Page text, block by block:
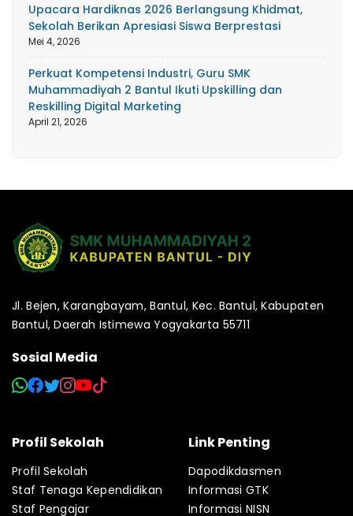
Upacara Hardiknas 2026 Berlangsung Khidmat,
Sekolah Berikan Apresiasi Siswa Berprestasi
Mei 4, 2026
Perkuat Kompetensi Industri, Guru SMK
Muhammadiyah 2 Bantul Ikuti Upskilling dan
Reskilling Digital Marketing
April 21, 2026
Jl. Bejen, Karangbayam, Bantul, Kec. Bantul, Kabupaten
Bantul, Daerah Istimewa Yogyakarta 55711
Sosial Media
Profil Sekolah
Profil Sekolah
Staf Tenaga Kependidikan
Staf Pengajar
Link Penting
Dapodikdasmen
Informasi GTK
Informasi NISN